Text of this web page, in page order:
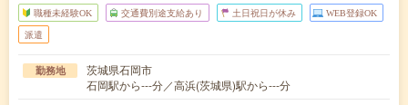
職種未経験OK 交通費別途支給あり 土日祝日が休み WEB登録OK
派遣
勤務地
茨城県石岡市
石岡駅から---分／高浜(茨城県)駅から---分